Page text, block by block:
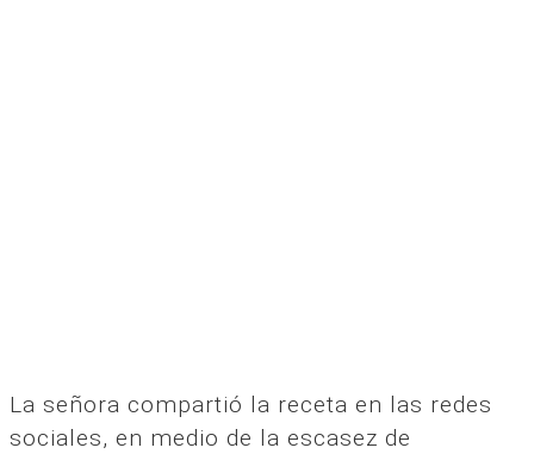
La señora compartió la receta en las redes
sociales, en medio de la escasez de